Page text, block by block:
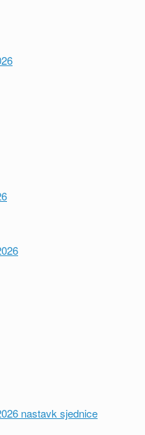
nastavk sjednice